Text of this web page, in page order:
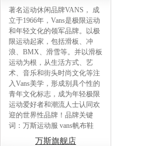
著名运动休闲品牌VANS， 成
立于1966年，Vans是极限运动
和年轻文化的领军品牌。以极
限运动起家，包括滑板、冲
浪、BMX、滑雪等。并以滑板
运动为根，从生活方式、艺
术、音乐和街头时尚文化等注
入Vans美学，形成别具个性的
青年文化标志，成为年轻极限
运动爱好者和潮流人士认同欢
迎的世界性品牌！品牌关键
词：万斯运动服 vans帆布鞋
万斯旗舰店